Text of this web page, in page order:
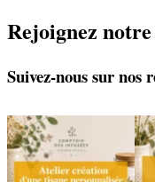
Rejoignez
Suivez-nous sur nos
🌿 Créez votre tisane sur-
mesure
Un...